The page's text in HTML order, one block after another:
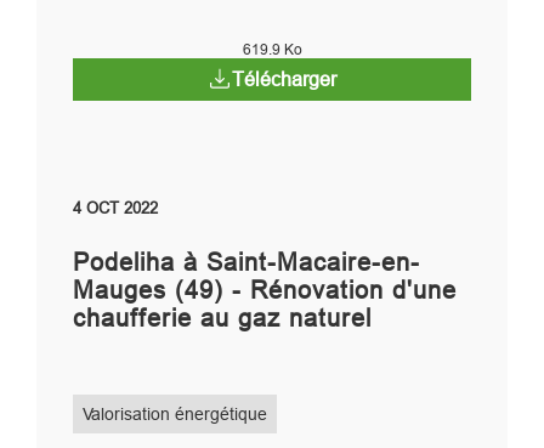
Télécharger
619.9 Ko
4 OCT 2022
Podeliha à Saint-Macaire-en-
Mauges (49) - Rénovation d'une
chaufferie au gaz naturel
Valorisation énergétique